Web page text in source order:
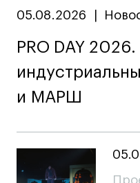
05.08.2026
PRO DAY
и МАРШ